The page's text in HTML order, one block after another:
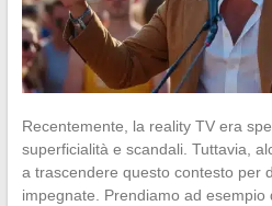
Recentemente, la reality TV era
superficialità e scandali. Tuttavia,
a trascendere questo contesto per
impegnate. Prendiamo ad